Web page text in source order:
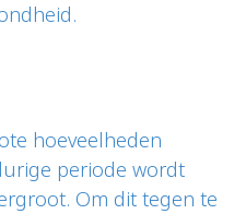
hoeveelheden
periode wordt
Om dit tegen te